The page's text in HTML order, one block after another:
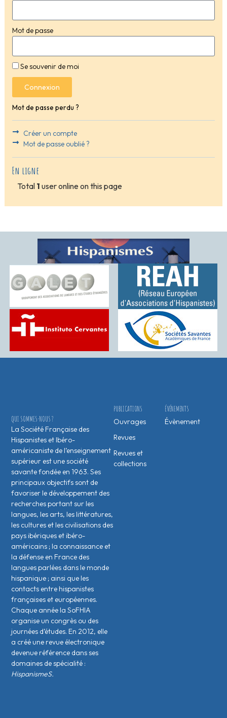
Mot de passe
Se souvenir de moi
Connexion
Mot de passe perdu ?
Créer un compte
Mot de passe oublié ?
En ligne
Total 1 user online on this page
ÉVÉNEMENTS
Évènement
PUBLICATIONS
Ouvrages
Revues
Revues et
collections
QUI SOMMES-NOUS ?
La Société Française des
Hispanistes et Ibéro-
américaniste de l’enseignement
supérieur est une société
savante fondée en 1963. Ses
principaux objectifs sont de
favoriser le développement des
recherches portant sur les
langues, les arts, les littératures,
les cultures et les civilisations des
pays ibériques et ibéro-
américains ; la connaissance et
la défense en France des
langues parlées dans le monde
hispanique ; ainsi que les
contacts entre hispanistes
français·es et européen·nes.
Chaque année la SoFHIA
organise un congrès ou des
journées d’études. En 2012, elle
a créé une revue électronique
devenue référence dans ses
domaines de spécialité :
HispanismeS.